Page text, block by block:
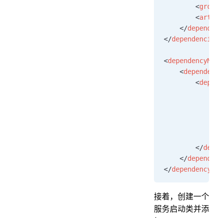
        <
        <
    </
</dependencies
<
    <
        <
        </
    </
</
接着，创建一个
服务启动类并添